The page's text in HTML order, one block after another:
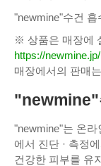
"newmine"수건
※ 상품은 매장에
https://newmine.jp/
매장에서의 판매
"newmine"
"newmine"는 온
에서 진단 · 측정
건강한 피부를 유